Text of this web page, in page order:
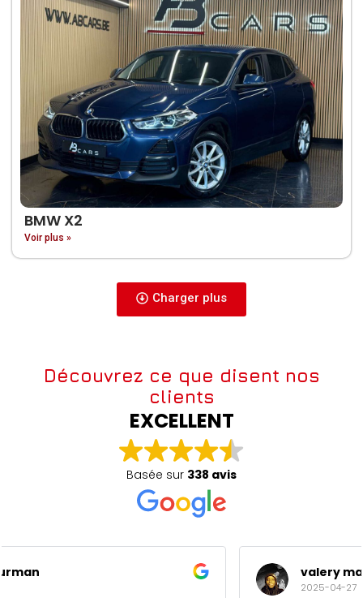
BMW X2
Voir plus »
Charger plus
Découvrez ce que disent nos
clients
EXCELLENT
Basée sur 338 avis